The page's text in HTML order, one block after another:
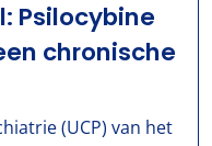
Psilocybine
chronische
(UCP) van het